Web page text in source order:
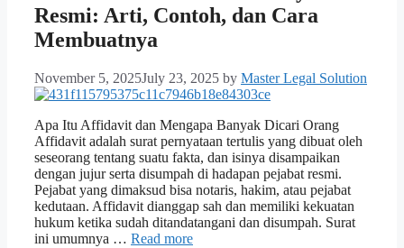
Resmi: Arti, Contoh, dan Cara
Membuatnya
November 5, 2025July 23, 2025 by Master Legal Solution
Apa Itu Affidavit dan Mengapa Banyak Dicari Orang
Affidavit adalah surat pernyataan tertulis yang dibuat oleh
seseorang tentang suatu fakta, dan isinya disampaikan
dengan jujur serta disumpah di hadapan pejabat resmi.
Pejabat yang dimaksud bisa notaris, hakim, atau pejabat
kedutaan. Affidavit dianggap sah dan memiliki kekuatan
hukum ketika sudah ditandatangani dan disumpah. Surat
ini umumnya … Read more